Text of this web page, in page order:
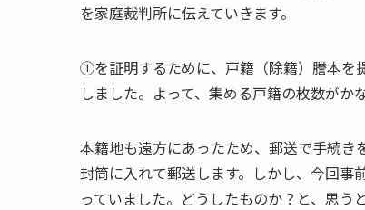
を家庭裁判所に伝えていきます。
①を証明するために、戸籍（除籍）謄本を
しました。よって、集める戸籍の枚数がか
本籍地も遠方にあったため、郵送で手続き
封筒に入れて郵送します。しかし、今回
っていました。どうしたものか？と、思う